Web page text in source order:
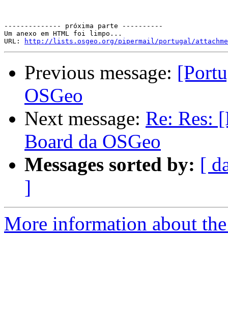
-------------- próxima parte ----------
Um anexo em HTML foi limpo...
URL:
http://lists.osgeo.org/pipermail/portugal/
Previous message:
OSGeo
Next message: Re: Res:
Board da OSGeo
Messages sorted by: [
]
More information about